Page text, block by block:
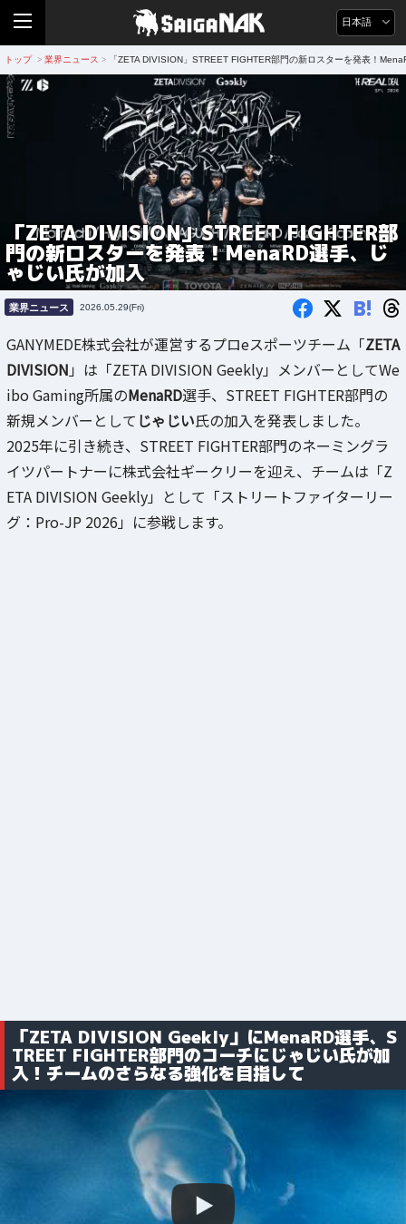
日本語
トップ > 業界ニュース > 「ZETA DIVISION」STREET FIGHTER部門の新ロスターを発表！
「ZETA DIVISION」STREET FIGHTER部
門の新ロスターを発表！MenaRD選手、じ
ゃじい氏が加入
業界ニュース 2026.05.29(Fri) B!
GANYMEDE株式会社が運営するプロeスポーツチーム「ZETA
DIVISION 」は「ZETA DIVISION Geekly」メンバーとしてWe
ibo Gaming所属のMenaRD選手、STREET FIGHTER部門の
新規メンバーとして じゃじい氏の加入を発表しました。
2025年に引き続き、STREET FIGHTER部門のネーミングラ
イツパートナーに株式会社ギークリーを迎え、チームは「Z
ETA DIVISION Geekly」として「ストリートファイターリー
グ：Pro-JP 2026」に参戦します。
「ZETA DIVISION Geekly」にMenaRD選手、S
TREET FIGHTER部門のコーチにじゃじい氏が加
入！チームのさらなる強化を目指して